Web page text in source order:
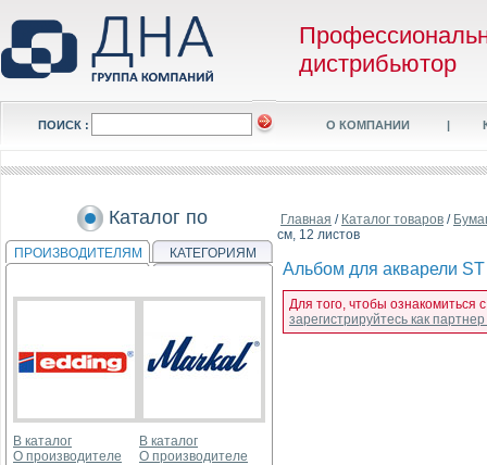
дистрибьютор
ПОИСК : О КОМПАНИИ |
Каталог по
ПРОИЗВОДИТЕЛЯМ КАТЕГОРИЯМ
В каталог
О производителе
В каталог
О производителе
Главная / Каталог товаров /
см, 12 листов
Альбом для акварели
Для того, чтобы ознакомиться
зарегистрируйтесь как